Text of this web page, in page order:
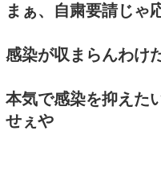
まぁ、自粛要請じゃ
感染が収まらんわけ
本気で感染を抑えた
せぇや